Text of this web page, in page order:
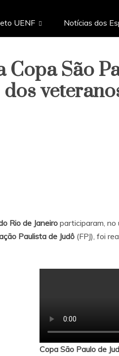
UENF Notícias dos
São
Rio de Janeiro participaram,
Paulista de Judô (FPJ), foi
Copa São Paulo de